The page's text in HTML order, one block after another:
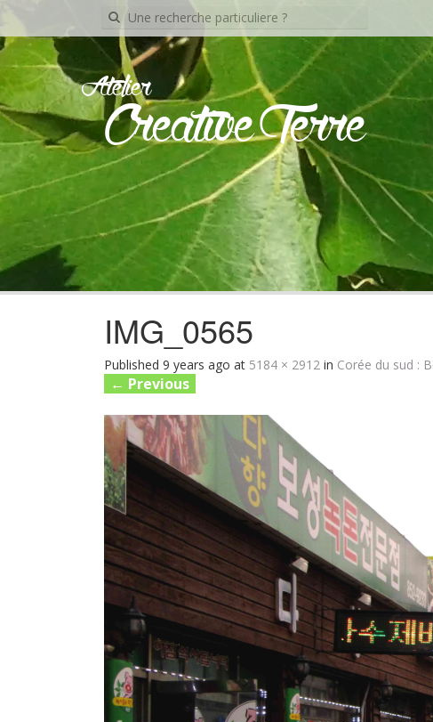
Recherche
pour:
Atelier
Creative Terre
IMG_0565
Published 9 years ago at 5184 × 2912 in Corée du sud :
← Previous